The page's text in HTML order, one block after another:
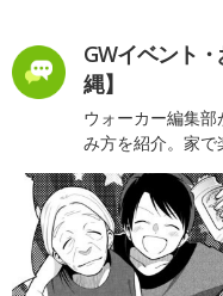
GWイベント
縄】
ウォーカー編集
み方を紹介。家で